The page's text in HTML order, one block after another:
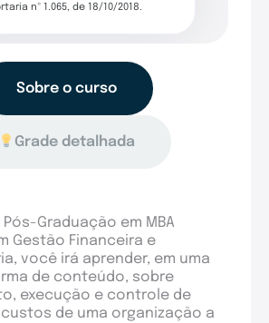
nº 1.065, de 18/10/2018.
Sobre o curso
Grade detalhada
Graduação em MBA
Gestão Financeira e
você irá aprender, em uma
de conteúdo, sobre
execução e controle de
de uma organização a